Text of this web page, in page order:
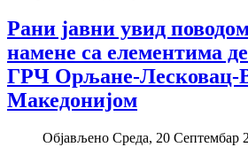
Рани јавни увид
намене са елементима
ГРЧ Орљане-Лесковац-
Македонијом
Објављено Среда, 20 Септембар